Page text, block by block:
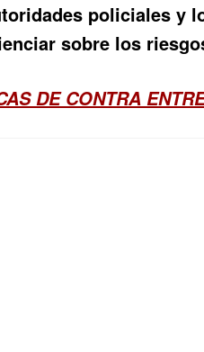
policiales y
sobre los
DE CONTRA